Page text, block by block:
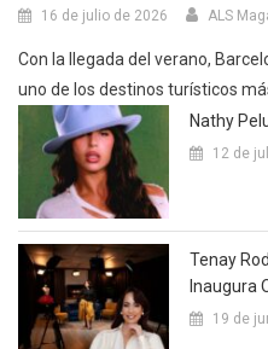
16 de julio de 2026 ALS
Con la llegada del verano,
uno de los destinos turísticos
Nathy
12 de
Tenay
Inaugura
19 de